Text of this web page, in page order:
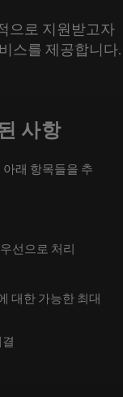
으로 지원받고자
스를 제공합니다.
사항
래 항목들을 추
선으로 처리
대한 가능한 최대